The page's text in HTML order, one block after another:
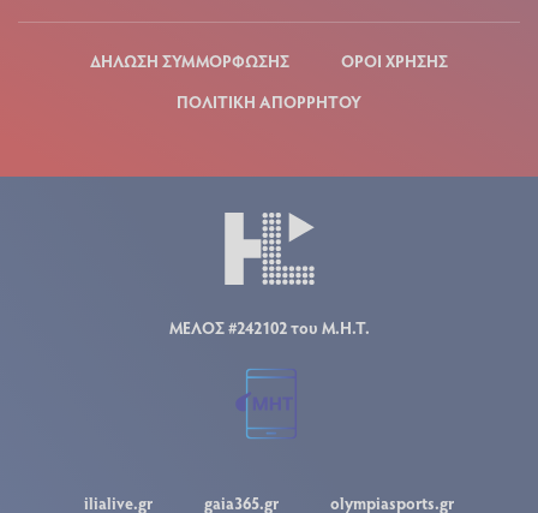
ΔΗΛΩΣΗ ΣΥΜΜΟΡΦΩΣΗΣ
ΟΡΟΙ ΧΡΗΣΗΣ
ΠΟΛΙΤΙΚΗ ΑΠΟΡΡΗΤΟΥ
ΜΕΛΟΣ #242102 του Μ.Η.Τ.
ilialive.gr gaia365.gr olympiasports.gr